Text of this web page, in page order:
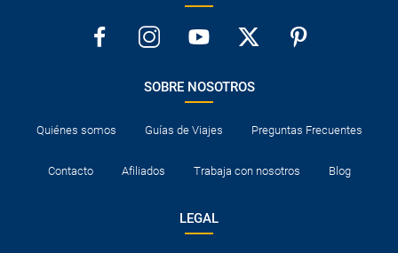
¿Necesito visado para poder ir a ...?
precio de un adulto?
¿Cuántas veces debo imprimir el bono de los
SOBRE NOSOTROS
Quiénes somos Guías de Viajes Preguntas Frecuentes
Contacto Afiliados Trabaja con nosotros Blog
LEGAL